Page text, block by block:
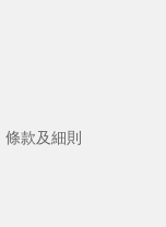
條款及細則